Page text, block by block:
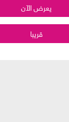
يعرض الآن
قريبا